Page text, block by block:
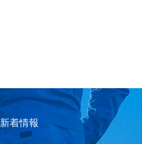
新着情報